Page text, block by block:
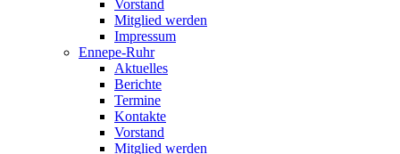
Vorstand
Mitglied werden
Impressum
Ennepe-Ruhr
Aktuelles
Berichte
Termine
Kontakte
Vorstand
Mitglied werden